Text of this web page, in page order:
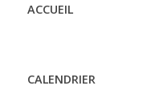
ACCUEIL
CALENDRIER